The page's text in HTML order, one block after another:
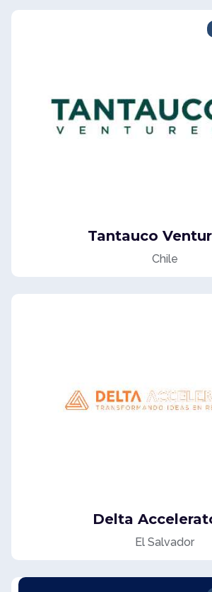
Tantauco
Chile
Delta
El Salvador